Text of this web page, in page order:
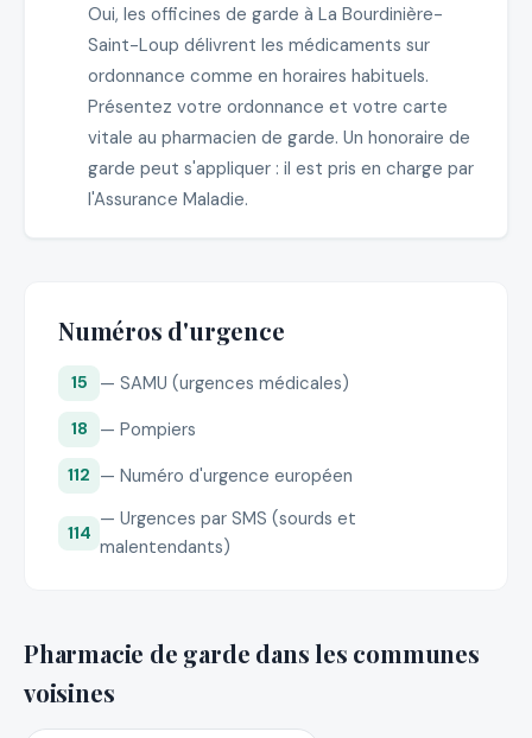
Oui, les officines de garde à La Bourdinière-
Saint-Loup délivrent les médicaments sur
ordonnance comme en horaires habituels.
Présentez votre ordonnance et votre carte
vitale au pharmacien de garde. Un honoraire de
garde peut s'appliquer : il est pris en charge par
l'Assurance Maladie.
Numéros d'urgence
15 — SAMU (urgences médicales)
18 — Pompiers
112 — Numéro d'urgence européen
114
— Urgences par SMS (sourds et
malentendants)
Pharmacie de garde dans les communes
voisines